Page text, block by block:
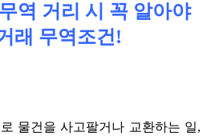
역 거리 시 꼭 알아야
래 무역조건!
물건을 사고팔거나 교환하는 일,